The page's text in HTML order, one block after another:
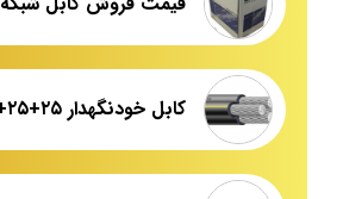
کابل خودنگهدار ۲۵+۲۵+۹۵*۴ اختر